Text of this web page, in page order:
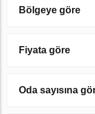
Bölgeye göre
Fiyata göre
Oda sayısına